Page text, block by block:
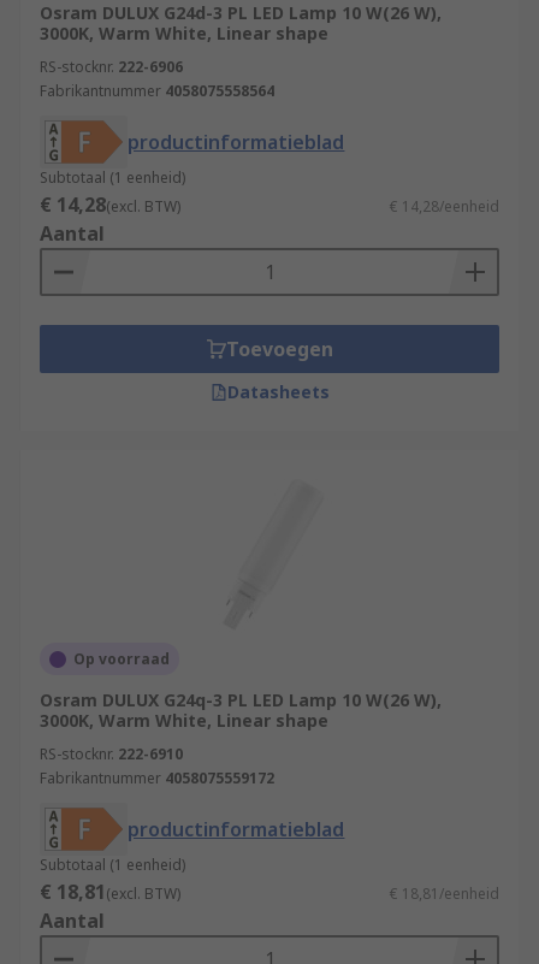
Osram DULUX G24d-3 PL LED Lamp 10 W(26 W),
3000K, Warm White, Linear shape
RS-stocknr. 222-6906
Fabrikantnummer 4058075558564
productinformatieblad
Subtotaal (1 eenheid)
€ 14,28(excl. BTW) € 14,28/eenheid
Aantal
Toevoegen
Datasheets
Op voorraad
Osram DULUX G24q-3 PL LED Lamp 10 W(26 W),
3000K, Warm White, Linear shape
RS-stocknr. 222-6910
Fabrikantnummer 4058075559172
productinformatieblad
Subtotaal (1 eenheid)
€ 18,81(excl. BTW) € 18,81/eenheid
Aantal